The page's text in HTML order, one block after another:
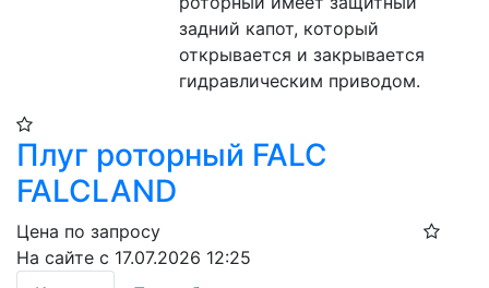
задний капот, который
открывается и закрывается
гидравлическим приводом.
Плуг роторный FALC
FALCLAND
Цена по запросу
На сайте с 17.07.2026 12:25